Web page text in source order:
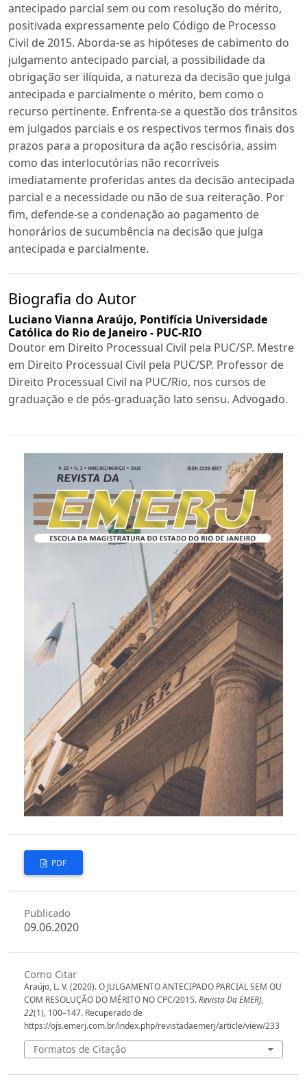
antecipado parcial sem ou com resolução do mérito,
positivada expressamente pelo Código de Processo
Civil de 2015. Aborda-se as hipóteses de cabimento do
julgamento antecipado parcial, a possibilidade da
obrigação ser ilíquida, a natureza da decisão que julga
antecipada e parcialmente o mérito, bem como o
recurso pertinente. Enfrenta-se a questão dos trânsitos
em julgados parciais e os respectivos termos finais dos
prazos para a propositura da ação rescisória, assim
como das interlocutórias não recorríveis
imediatamente proferidas antes da decisão antecipada
parcial e a necessidade ou não de sua reiteração. Por
fim, defende-se a condenação ao pagamento de
honorários de sucumbência na decisão que julga
antecipada e parcialmente.
Biografia do Autor
Luciano Vianna Araújo, Pontifícia Universidade
Católica do Rio de Janeiro - PUC-RIO
Doutor em Direito Processual Civil pela PUC/SP. Mestre
em Direito Processual Civil pela PUC/SP. Professor de
Direito Processual Civil na PUC/Rio, nos cursos de
graduação e de pós-graduação lato sensu. Advogado.
PDF
Publicado
09.06.2020
Como Citar
Araújo, L. V. (2020). O JULGAMENTO ANTECIPADO PARCIAL SEM OU
COM RESOLUÇÃO DO MÉRITO NO CPC/2015.Revista Da EMERJ,
22(1), 100–147. Recuperado de
https://ojs.emerj.com.br/index.php/revistadaemerj/article/view/233
Formatos de Citação